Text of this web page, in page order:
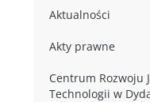
Aktualności
Akty prawne
Centrum Rozwoju
Technologii w